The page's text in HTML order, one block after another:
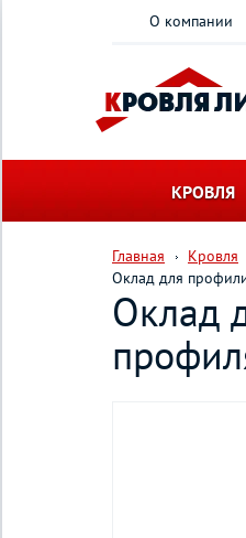
О компании
КРОВЛЯ
Главная Кровля
Оклад для
Оклад